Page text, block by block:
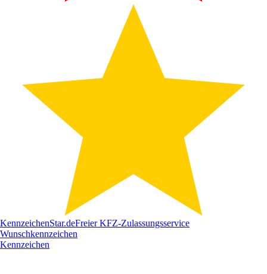
KennzeichenStar.deFreier KFZ-Zulassungsservice
Wunschkennzeichen
Kennzeichen